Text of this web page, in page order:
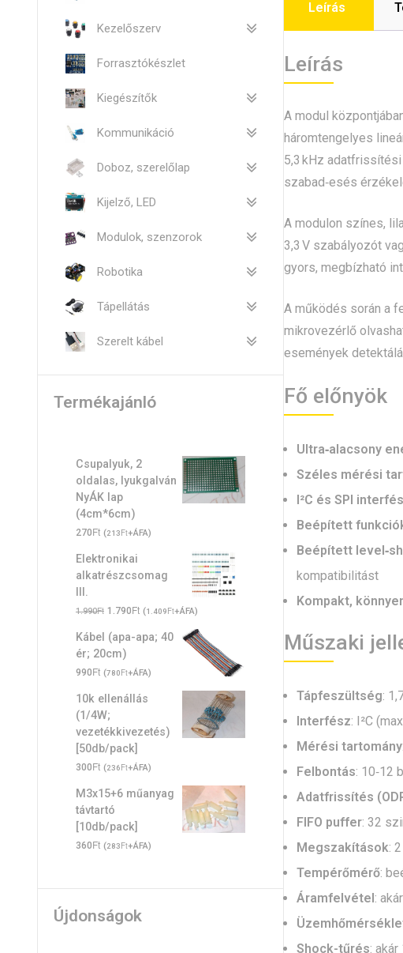
Leírás
Leírás
A modul
háromtengelyes
5,3 kHz
szabad‑esés
A modulon színes,
3,3 V szabályozót
gyors, megbízható
A működés során a
mikrovezérlő
események
Fő előnyök
Ultra‑alacsony
Széles mérési
I²C és SPI
Beépített
Beépített
kompatibilitást
Kompakt,
Műszaki
Tápfeszültség:
Interfész: I²C
Mérési tartomány
Felbontás: 10‑12
Adatfrissítés
FIFO puffer: 32
Megszakítások:
Tempérőmérő:
Áramfelvétel:
Shock-tűrés: akár
Kezelőszerv
Forrasztókészlet
Kiegészítők
Kommunikáció
Doboz, szerelőlap
Kijelző, LED
Modulok, szenzorok
Robotika
Tápellátás
Szerelt kábel
Termékajánló
Csupalyuk, 2
oldalas, lyukgalván
NyÁK lap
(4cm*6cm)
270Ft (213Ft+ÁFA)
Elektronikai
alkatrészcsomag
III.
1.990Ft Original
was:
1.990Ft.
1.790FtCurrent
is:
(1.409Ft+ÁFA)
Kábel (apa-apa; 40
ér; 20cm)
990Ft (780Ft+ÁFA)
10k ellenállás
(1/4W;
vezetékkivezetés)
[50db/pack]
300Ft (236Ft+ÁFA)
M3x15+6 műanyag
távtartó
[10db/pack]
360Ft (283Ft+ÁFA)
Újdonságok